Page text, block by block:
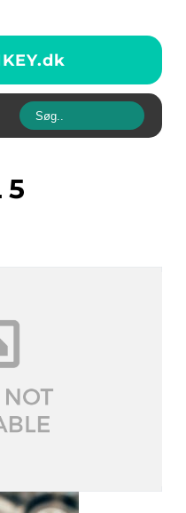
dk
5